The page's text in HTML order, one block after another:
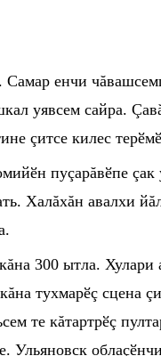
Самар енчи
уявсем сайра.
çитсе килес терӗмӗ
ӗн пуçарăвӗпе çак
Халăхăн авалхи
300 ытла. Хулари
кăна тухмарӗç сцена
те кăтартрӗç
Ульяновск облаçӗ